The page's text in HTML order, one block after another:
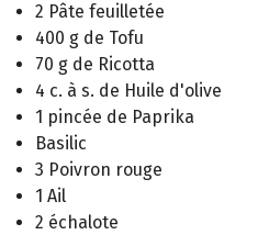
2 Pâte feuilletée
400 g de Tofu
70 g de Ricotta
4 c. à s. de Huile d'olive
1 pincée de Paprika
Basilic
3 Poivron rouge
1 Ail
2 échalote